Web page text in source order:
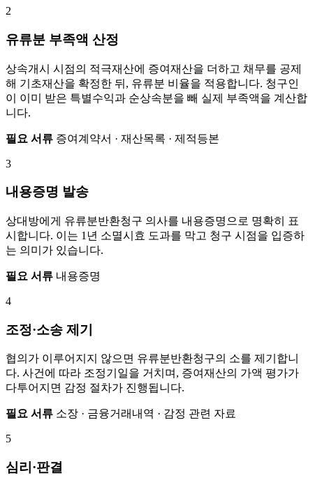
2
유류분 부족액 산정
상속개시 시점의 적극재산에 증여재산을 더하고 채무를 공제
해 기초재산을 확정한 뒤, 유류분 비율을 적용합니다. 청구인
이 이미 받은 특별수익과 순상속분을 빼 실제 부족액을 계산합
니다.
필요 서류 증여계약서 · 재산목록 · 제적등본
3
내용증명 발송
상대방에게 유류분반환청구 의사를 내용증명으로 명확히 표
시합니다. 이는 1년 소멸시효 도과를 막고 청구 시점을 입증하
는 의미가 있습니다.
필요 서류 내용증명
4
조정·소송 제기
협의가 이루어지지 않으면 유류분반환청구의 소를 제기합니
다. 사건에 따라 조정기일을 거치며, 증여재산의 가액 평가가
다투어지면 감정 절차가 진행됩니다.
필요 서류 소장 · 금융거래내역 · 감정 관련 자료
5
심리·판결